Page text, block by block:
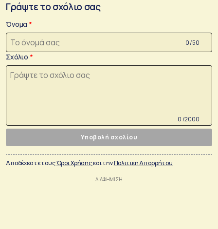
Γράψτε το σχόλιο σας
Όνομα
0 /50
Σχόλιο
0 /2000
Υποβολή σχολίου
Αποδέχεστε τουςΌροι Χρήσηςκαι τηνΠολιτικη Απορρήτου